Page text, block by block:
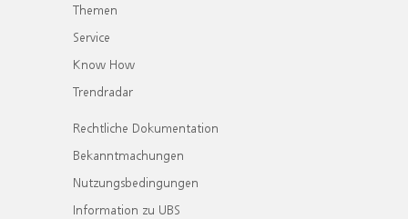
Themen
Service
Know How
Trendradar
Rechtliche Dokumentation
Bekanntmachungen
Nutzungsbedingungen
Information zu UBS